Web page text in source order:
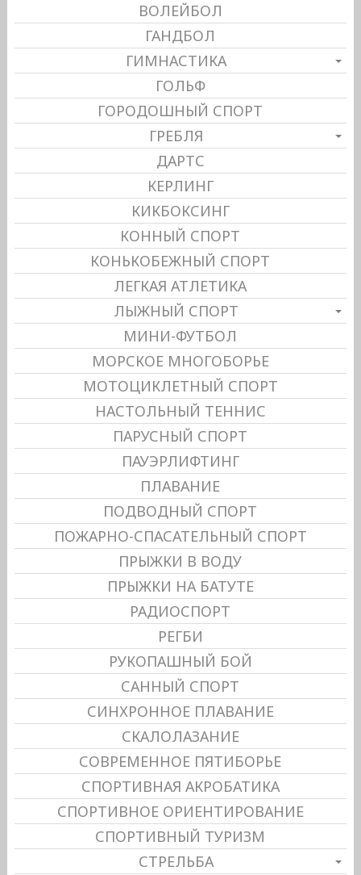
ВОЛЕЙБОЛ
ГАНДБОЛ
ГИМНАСТИКА
ГОЛЬФ
ГОРОДОШНЫЙ СПОРТ
ГРЕБЛЯ
ДАРТС
КЕРЛИНГ
КИКБОКСИНГ
КОННЫЙ СПОРТ
КОНЬКОБЕЖНЫЙ СПОРТ
ЛЕГКАЯ АТЛЕТИКА
ЛЫЖНЫЙ СПОРТ
МИНИ-ФУТБОЛ
МОРСКОЕ МНОГОБОРЬЕ
МОТОЦИКЛЕТНЫЙ СПОРТ
НАСТОЛЬНЫЙ ТЕННИС
ПАРУСНЫЙ СПОРТ
ПАУЭРЛИФТИНГ
ПЛАВАНИЕ
ПОДВОДНЫЙ СПОРТ
ПОЖАРНО-СПАСАТЕЛЬНЫЙ СПОРТ
ПРЫЖКИ В ВОДУ
ПРЫЖКИ НА БАТУТЕ
РАДИОСПОРТ
РЕГБИ
РУКОПАШНЫЙ БОЙ
САННЫЙ СПОРТ
СИНХРОННОЕ ПЛАВАНИЕ
СКАЛОЛАЗАНИЕ
СОВРЕМЕННОЕ ПЯТИБОРЬЕ
СПОРТИВНАЯ АКРОБАТИКА
СПОРТИВНОЕ ОРИЕНТИРОВАНИЕ
СПОРТИВНЫЙ ТУРИЗМ
СТРЕЛЬБА